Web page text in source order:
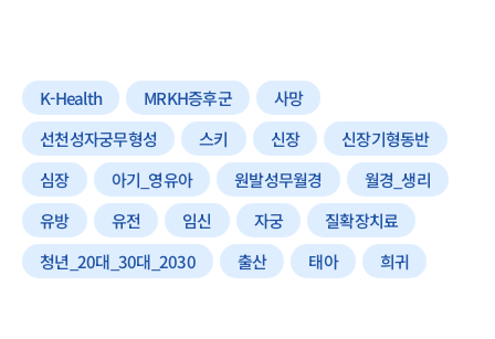
K-Health MRKH증후군
사망
선천성자궁무형성
스키 신장
신장기형동반
심장
아기_영유아 원발성무월경
월경_생리
유방
유전 임신 자궁
질확장치료
청년_20대_30대_2030
출산 태아 희귀